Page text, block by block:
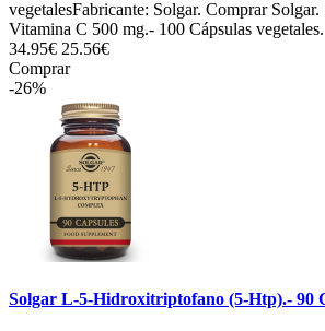
vegetalesFabricante: Solgar. Comprar
Vitamina C 500 mg.- 100 Cápsulas vegetales.
34.95€ 25.56€
Comprar
-26%
Solgar L-5-Hidroxitriptofano (5-Htp).- 90